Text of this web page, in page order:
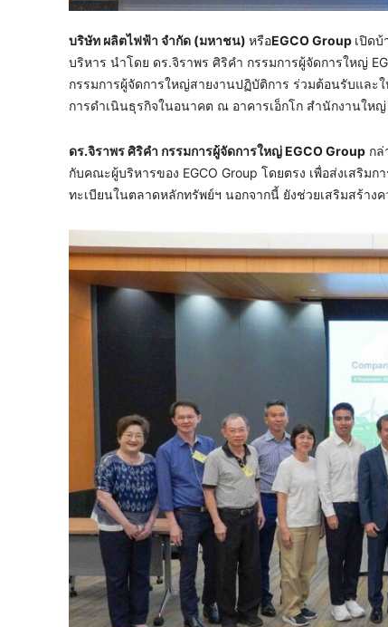
บริษัท ผลิตไฟฟ้า จำกัด (มหาชน) หรือEGCO Group เปิด
บริหาร นำโดย ดร.จิราพร ศิริคำ กรรมการผู้จัดการใหญ่
กรรมการผู้จัดการใหญ่สายงานปฏิบัติการ ร่วมต้อนรับและ
การดำเนินธุรกิจในอนาคต ณ อาคารเอ็กโก สำนักงานให
ดร.จิราพร ศิริคำ กรรมการผู้จัดการใหญ่EGCO Group กล่
กับคณะผู้บริหารของ EGCO Group โดยตรง เพื่อส่งเสริม
ทะเบียนในตลาดหลักทรัพย์ฯ นอกจากนี้ ยังช่วยเสริมสร้า